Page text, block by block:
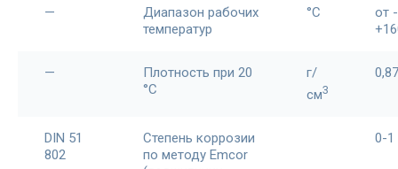
—
Диапазон рабочих
температур
°С
от
—
Плотность при 20
°С
г/
см3
0,87
DIN 51
802
Степень коррозии
по методу Emcor
0-1